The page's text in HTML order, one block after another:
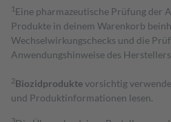
1 Eine pharmazeutische Prüfung der
Produkte in deinem Warenkorb
Wechselwirkungschecks und die
Anwendungshinweise des
2Biozidproduktevorsichtig
und Produktinformationen lesen.